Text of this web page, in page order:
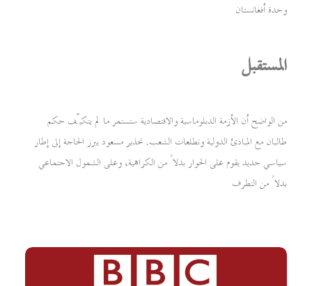
وحدة أفغانستان
المستقبل
من الواضح أن الأزمة الدبلوماسية والاقتصادية ستستمر ما لم يتكيّف حكم
طالبان مع المبادئ الدولية وتطلعات الشعب. تحذير مسعود يبرز الحاجة إلى إطار
سياسي جديد يقوم على الحوار بدلاً من الكراهية، وعلى الشمول الاجتماعي
بدلاً من التطرف